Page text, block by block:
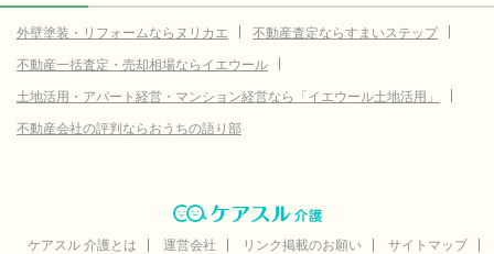
行田市(参考値) 5.5
所沢市(参考値) 17.5
飯能市(参考値)
羽生市 (参考値) 17.1 万円
外壁塗装・リフォームならヌリカエ
不動産査定ならすまいステップ
不動産一括査定・売却相場ならイエウール
土地活用・アパート経営・マンション経営なら「イエウール土地活用」
不動産会社の評判ならおうちの語り部
ケアスル 介護とは 運営会社 リンク掲載のお願い
サイトマップ